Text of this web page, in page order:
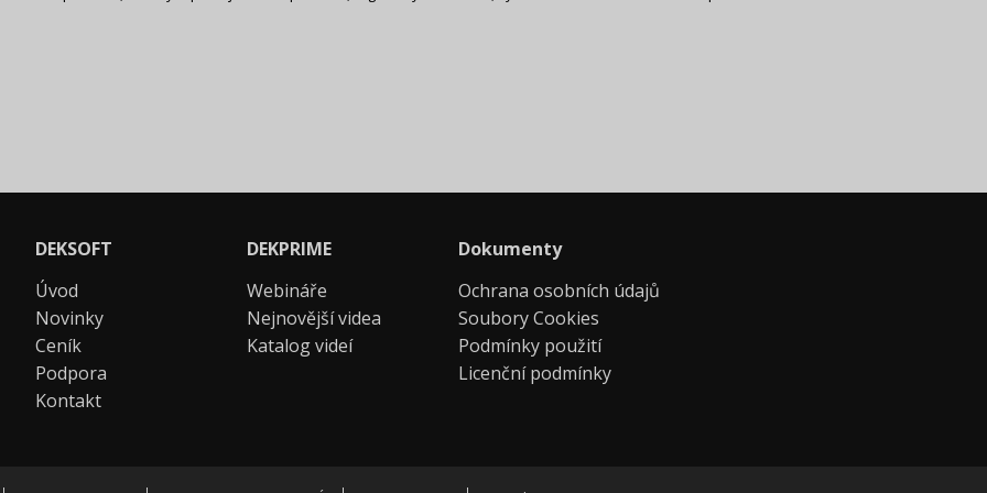
DEKSOFT
Úvod
Novinky
Ceník
Podpora
Kontakt
DEKPRIME
Webináře
Nejnovější videa
Katalog videí
Dokumenty
Ochrana osobních údajů
Soubory Cookies
Podmínky použití
Licenční podmínky